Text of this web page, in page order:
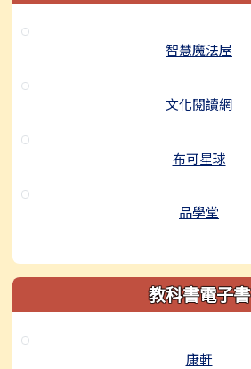
智慧魔法屋
文化閱讀網
布可星球
品學堂
教科書電子書
康軒